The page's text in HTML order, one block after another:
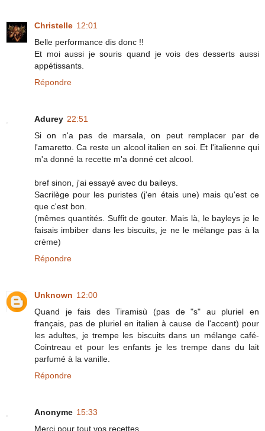
Christelle 12:01
Belle performance dis donc !!
Et moi aussi je souris quand je vois des desserts aussi
appétissants.
Répondre
Adurey 22:51
Si on n'a pas de marsala, on peut remplacer par de
l'amaretto. Ca reste un alcool italien en soi. Et l'italienne qui
m'a donné la recette m'a donné cet alcool.
bref sinon, j'ai essayé avec du baileys.
Sacrilège pour les puristes (j'en étais une) mais qu'est ce
que c'est bon.
(mêmes quantités. Suffit de gouter. Mais là, le bayleys je le
faisais imbiber dans les biscuits, je ne le mélange pas à la
crème)
Répondre
Unknown 12:00
Quand je fais des Tiramisù (pas de "s" au pluriel en
français, pas de pluriel en italien à cause de l'accent) pour
les adultes, je trempe les biscuits dans un mélange café-
Cointreau et pour les enfants je les trempe dans du lait
parfumé à la vanille.
Répondre
Anonyme 15:33
Merci pour tout vos recettes.